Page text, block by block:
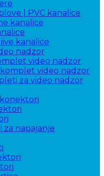
| PVC kanalice
kanalice
kanalice
nadzor
video nadzor
komplet video nadzor
za video nadzor
za napajanje